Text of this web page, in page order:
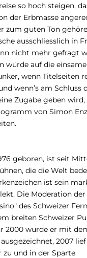
so hoch steigen,
der Erbmasse
zum guten Ton
ausschliesslich in
nicht mehr gefragt
würde auf die
wenn Titelseiten
wenn’s am Schluss
Zugabe geben
von Simon
geboren, ist seit
die die Welt
ist sein
Die Moderation
des Schweizer
breiten Schweizer
2000 wurde er mit
2007
zu und in der Sparte